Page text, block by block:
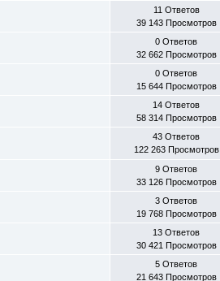
11 Ответов
39 143 Просмотров
0 Ответов
32 662 Просмотров
0 Ответов
15 644 Просмотров
14 Ответов
58 314 Просмотров
43 Ответов
122 263 Просмотров
9 Ответов
33 126 Просмотров
3 Ответов
19 768 Просмотров
13 Ответов
30 421 Просмотров
5 Ответов
21 643 Просмотров